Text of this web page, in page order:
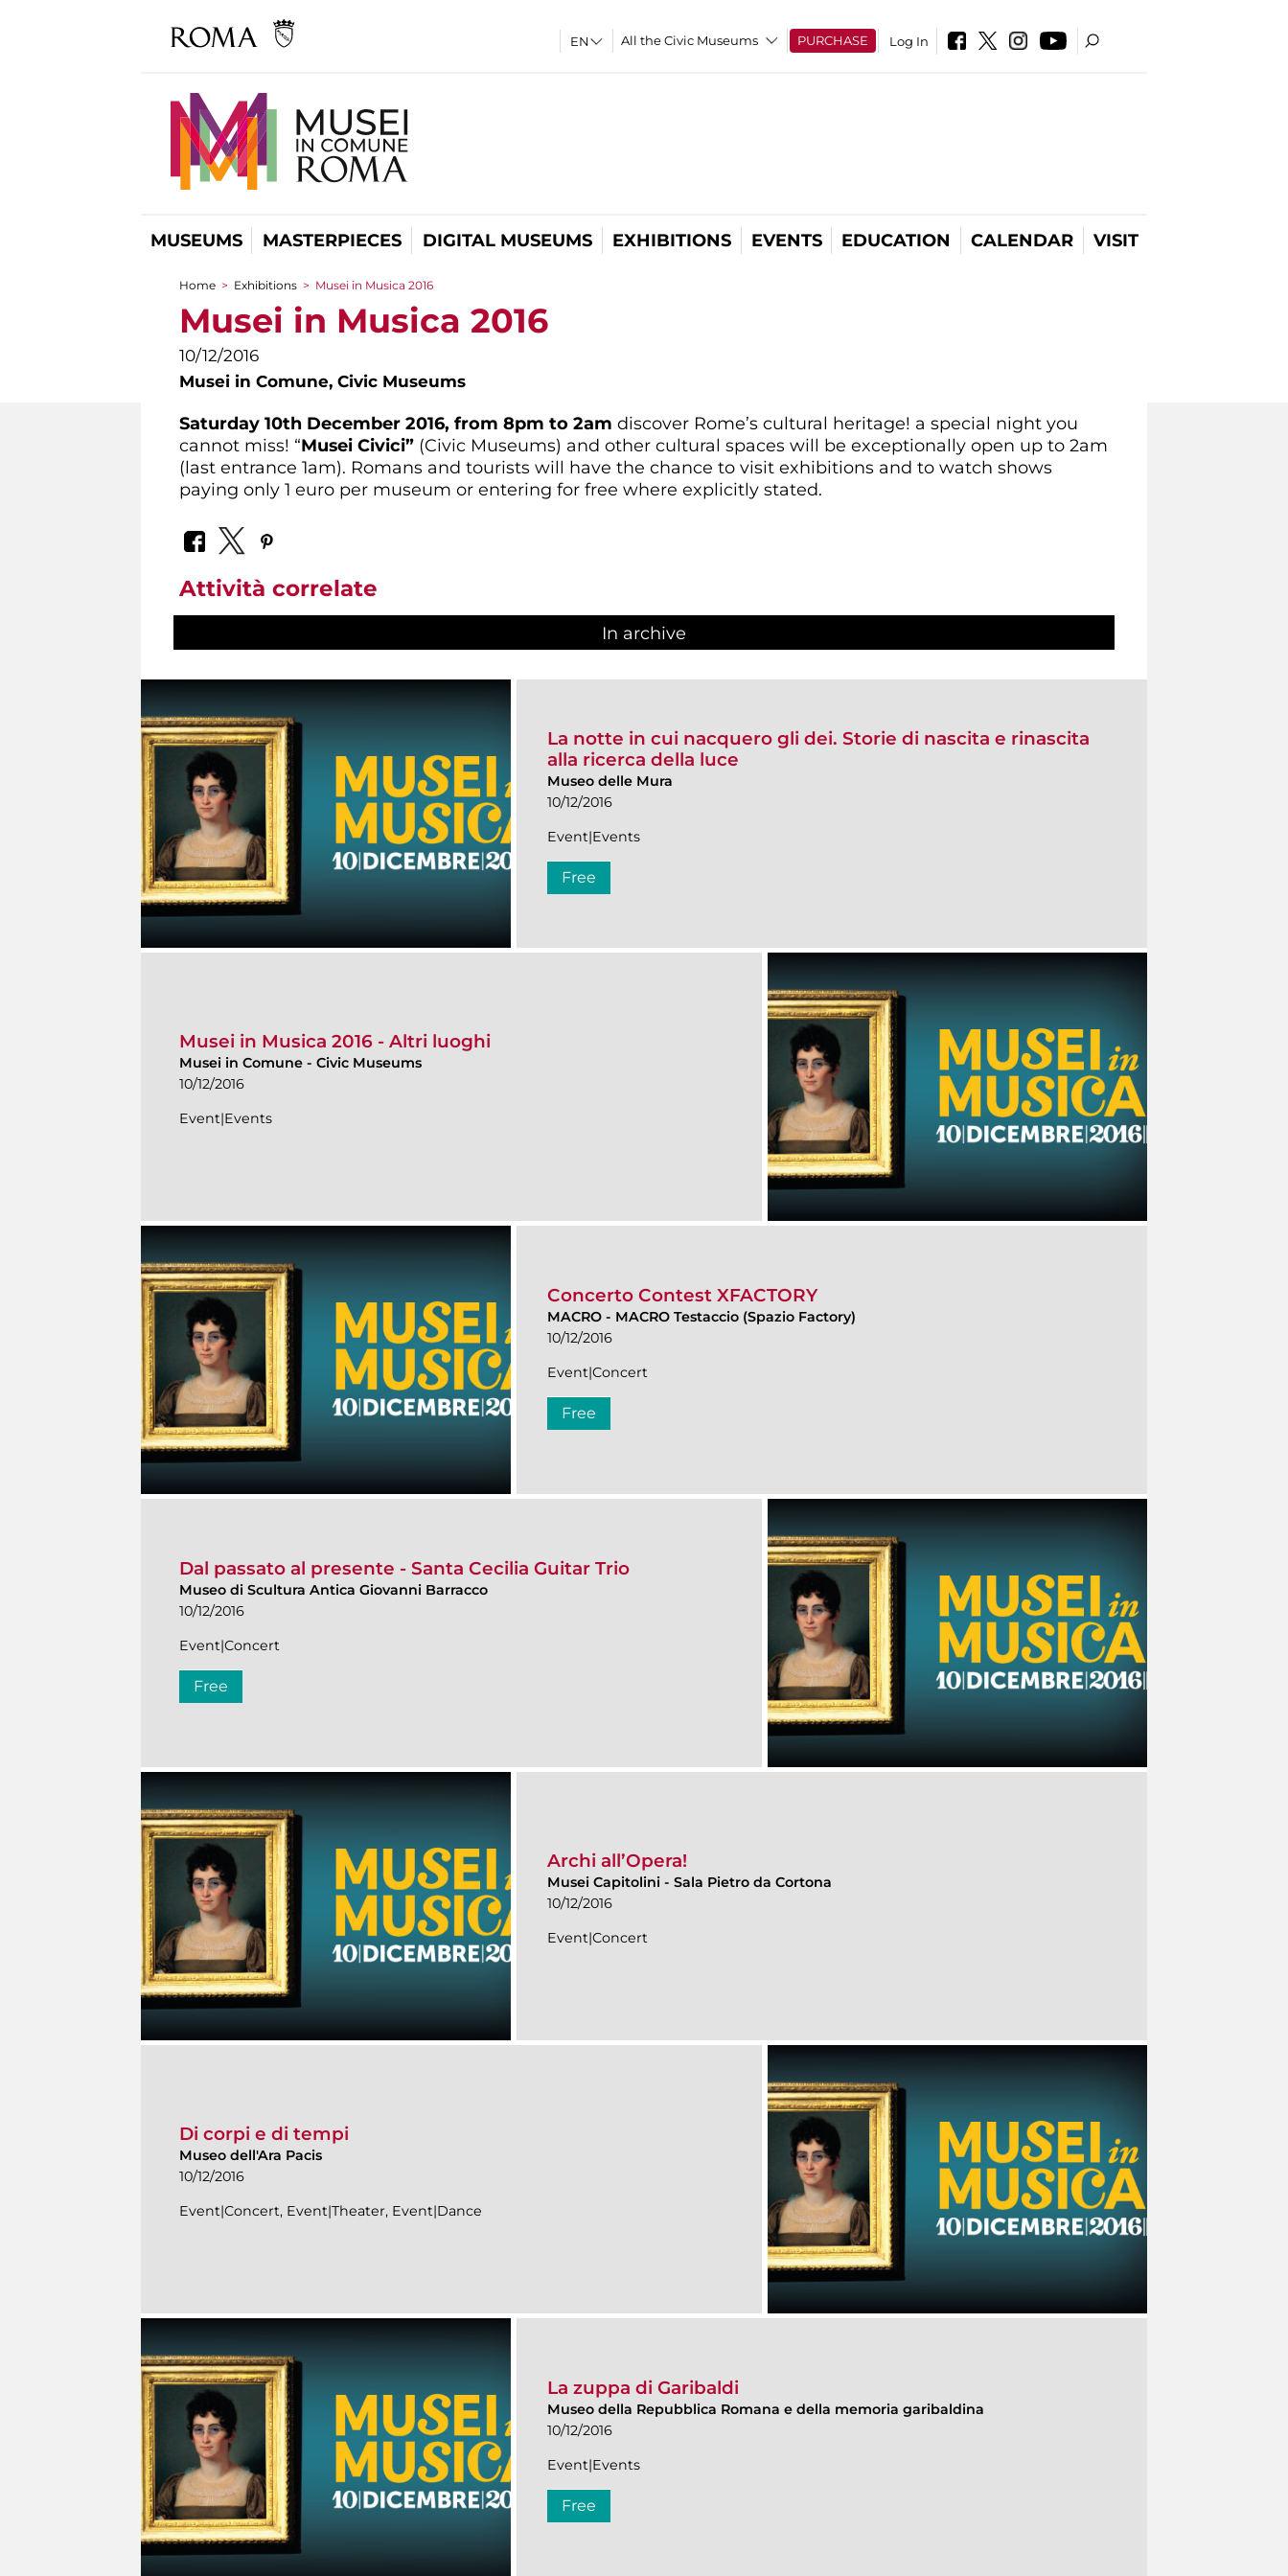
All the Civic Museums PURCHASE Log In
MUSEUMS MASTERPIECES DIGITAL MUSEUMS EXHIBITIONS EVENTS EDUCATION CALENDAR VISIT
You are here
Home > Exhibitions > Musei in Musica 2016
Musei in Musica 2016
10/12/2016
Musei in Comune, Civic Museums
Saturday 10th December 2016, from 8pm to 2am discover Rome’s cultural heritage! a special night you
cannot miss! “Musei Civici” (Civic Museums) and other cultural spaces will be exceptionally open up to 2am
(last entrance 1am). Romans and tourists will have the chance to visit exhibitions and to watch shows
paying only 1 euro per museum or entering for free where explicitly stated.
Attività correlate
In archive
La notte in cui nacquero gli dei. Storie di nascita e rinascita
alla ricerca della luce
Museo delle Mura
10/12/2016
Event|Events
Free
Musei in Musica 2016 - Altri luoghi
Musei in Comune - Civic Museums
10/12/2016
Event|Events
Concerto Contest XFACTORY
MACRO - MACRO Testaccio (Spazio Factory)
10/12/2016
Event|Concert
Free
Dal passato al presente - Santa Cecilia Guitar Trio
Museo di Scultura Antica Giovanni Barracco
10/12/2016
Event|Concert
Free
Archi all’Opera!
Musei Capitolini - Sala Pietro da Cortona
10/12/2016
Event|Concert
Di corpi e di tempi
Museo dell'Ara Pacis
10/12/2016
Event|Concert, Event|Theater, Event|Dance
La zuppa di Garibaldi
Museo della Repubblica Romana e della memoria garibaldina
10/12/2016
Event|Events
Free